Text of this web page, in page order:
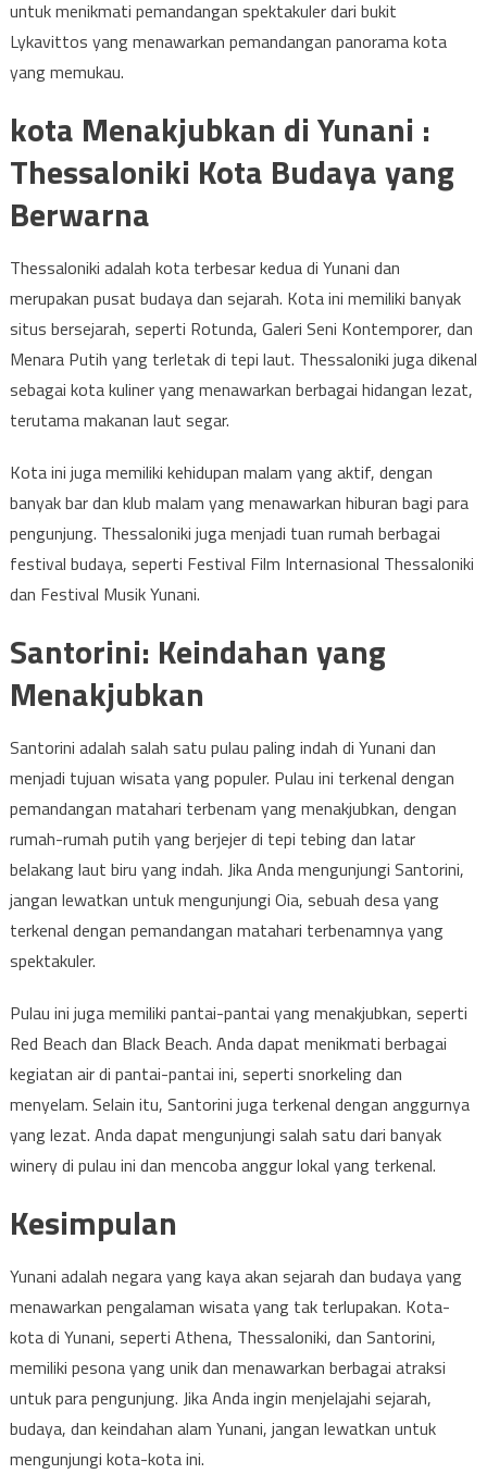
untuk menikmati pemandangan spektakuler dari bukit
Lykavittos yang menawarkan pemandangan panorama kota
yang memukau.
kota Menakjubkan di Yunani :
Thessaloniki Kota Budaya yang
Berwarna
Thessaloniki adalah kota terbesar kedua di Yunani dan
merupakan pusat budaya dan sejarah. Kota ini memiliki banyak
situs bersejarah, seperti Rotunda, Galeri Seni Kontemporer, dan
Menara Putih yang terletak di tepi laut. Thessaloniki juga dikenal
sebagai kota kuliner yang menawarkan berbagai hidangan lezat,
terutama makanan laut segar.
Kota ini juga memiliki kehidupan malam yang aktif, dengan
banyak bar dan klub malam yang menawarkan hiburan bagi para
pengunjung. Thessaloniki juga menjadi tuan rumah berbagai
festival budaya, seperti Festival Film Internasional Thessaloniki
dan Festival Musik Yunani.
Santorini: Keindahan yang
Menakjubkan
Santorini adalah salah satu pulau paling indah di Yunani dan
menjadi tujuan wisata yang populer. Pulau ini terkenal dengan
pemandangan matahari terbenam yang menakjubkan, dengan
rumah-rumah putih yang berjejer di tepi tebing dan latar
belakang laut biru yang indah. Jika Anda mengunjungi Santorini,
jangan lewatkan untuk mengunjungi Oia, sebuah desa yang
terkenal dengan pemandangan matahari terbenamnya yang
spektakuler.
Pulau ini juga memiliki pantai-pantai yang menakjubkan, seperti
Red Beach dan Black Beach. Anda dapat menikmati berbagai
kegiatan air di pantai-pantai ini, seperti snorkeling dan
menyelam. Selain itu, Santorini juga terkenal dengan anggurnya
yang lezat. Anda dapat mengunjungi salah satu dari banyak
winery di pulau ini dan mencoba anggur lokal yang terkenal.
Kesimpulan
Yunani adalah negara yang kaya akan sejarah dan budaya yang
menawarkan pengalaman wisata yang tak terlupakan. Kota-
kota di Yunani, seperti Athena, Thessaloniki, dan Santorini,
memiliki pesona yang unik dan menawarkan berbagai atraksi
untuk para pengunjung. Jika Anda ingin menjelajahi sejarah,
budaya, dan keindahan alam Yunani, jangan lewatkan untuk
mengunjungi kota-kota ini.